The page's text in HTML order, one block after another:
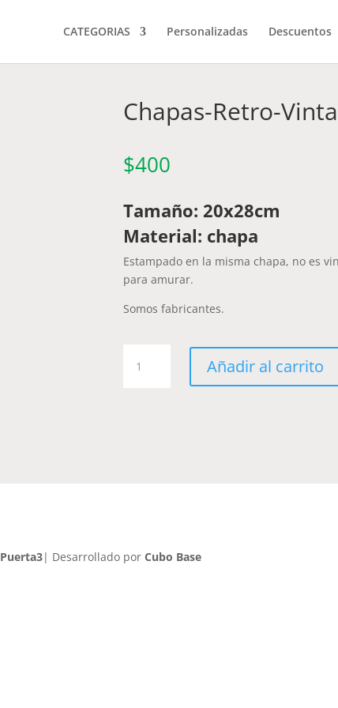
CATEGORIAS Personalizadas Descuentos
Chapas-Retro-
$400
Tamaño: 20x28cm
Material: chapa
Estampado en la misma chapa, no es
para amurar.
Somos fabricantes.
Retro-
Añadir al carrito
Puerta3| Desarrollado por Cubo Base